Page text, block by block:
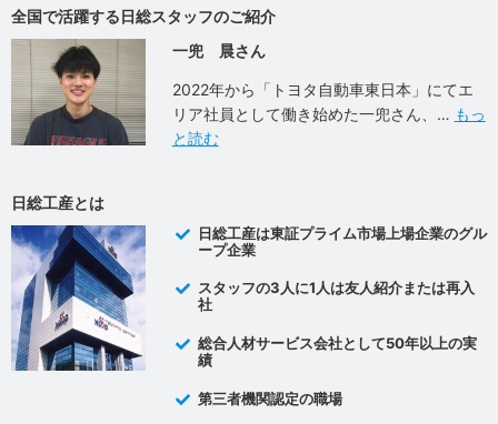
全国で活躍する日総スタッフのご紹介
一兜 晨さん
2022年から「トヨタ自動車東日本」にてエ
リア社員として働き始めた一兜さん、
もっ
と読む
日総工産とは
日総工産は東証プライム市場上場企業のグル
ープ企業
スタッフの3人に1人は友人紹介または再入
社
総合人材サービス会社として50年以上の実
績
第三者機関認定の職場